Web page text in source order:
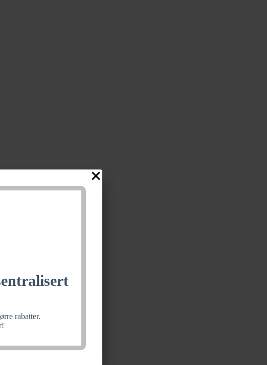
rabatter.